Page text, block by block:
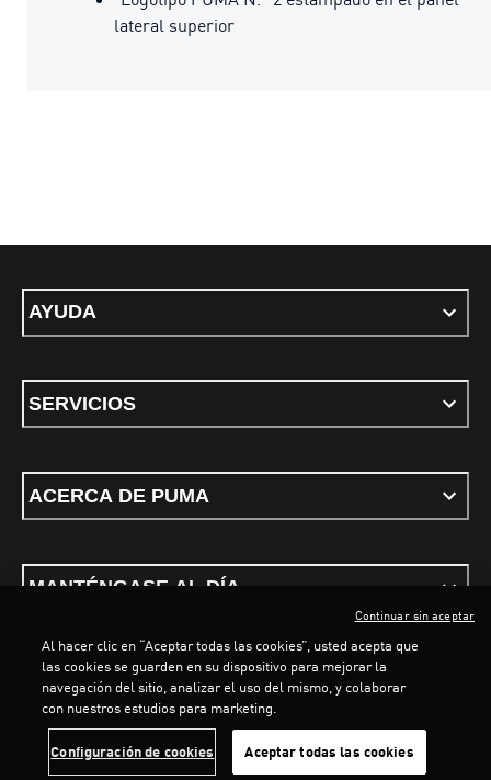
lateral superior
AYUDA
SERVICIOS
ACERCA DE PUMA
MANTÉNGASE AL DÍA
Términos y CondicionesPolítica de privacidad
PUMA, 2026. Todos los derechos reservados
Al hacer clic en “Aceptar todas las cookies”, usted acepta que
las cookies se guarden en su dispositivo para mejorar la
navegación del sitio, analizar el uso del mismo, y colaborar
con nuestros estudios para marketing.
Configuración de cookies Aceptar todas las cookies
Continuar sin aceptar